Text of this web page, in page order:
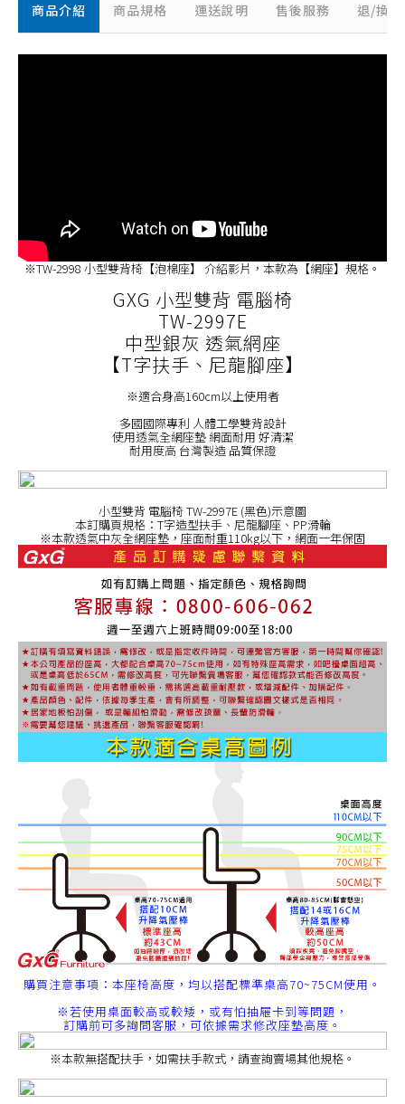
商品介紹 商品規格 運送說明 售後服務 退/換
※TW-2998 小型雙背椅【泡棉座】 介紹影片，本款為【網座】規格。
GXG 小型雙背 電腦椅
TW-2997E
中型銀灰 透氣網座
【T字扶手、尼龍腳座】
※適合身高160cm以上使用者
多國國際專利 人體工學雙背設計
使用透氣全網座墊 網面耐用 好清潔
耐用度高 台灣製造 品質保證
小型雙背 電腦椅 TW-2997E (黑色)示意圖
本訂購頁規格：T字造型扶手、尼龍腳座、PP滑輪
※本款透氣中灰全網座墊，座面耐重110kg以下，網面一年保固
購買注意事項：本座椅高度，均以搭配標準桌高70~75CM使用。
※若使用桌面較高或較矮，或有怕抽屜卡到等問題，
訂購前可多詢問客服，可依據需求修改座墊高度。
※本款無搭配扶手，如需扶手款式，請查詢賣場其他規格。